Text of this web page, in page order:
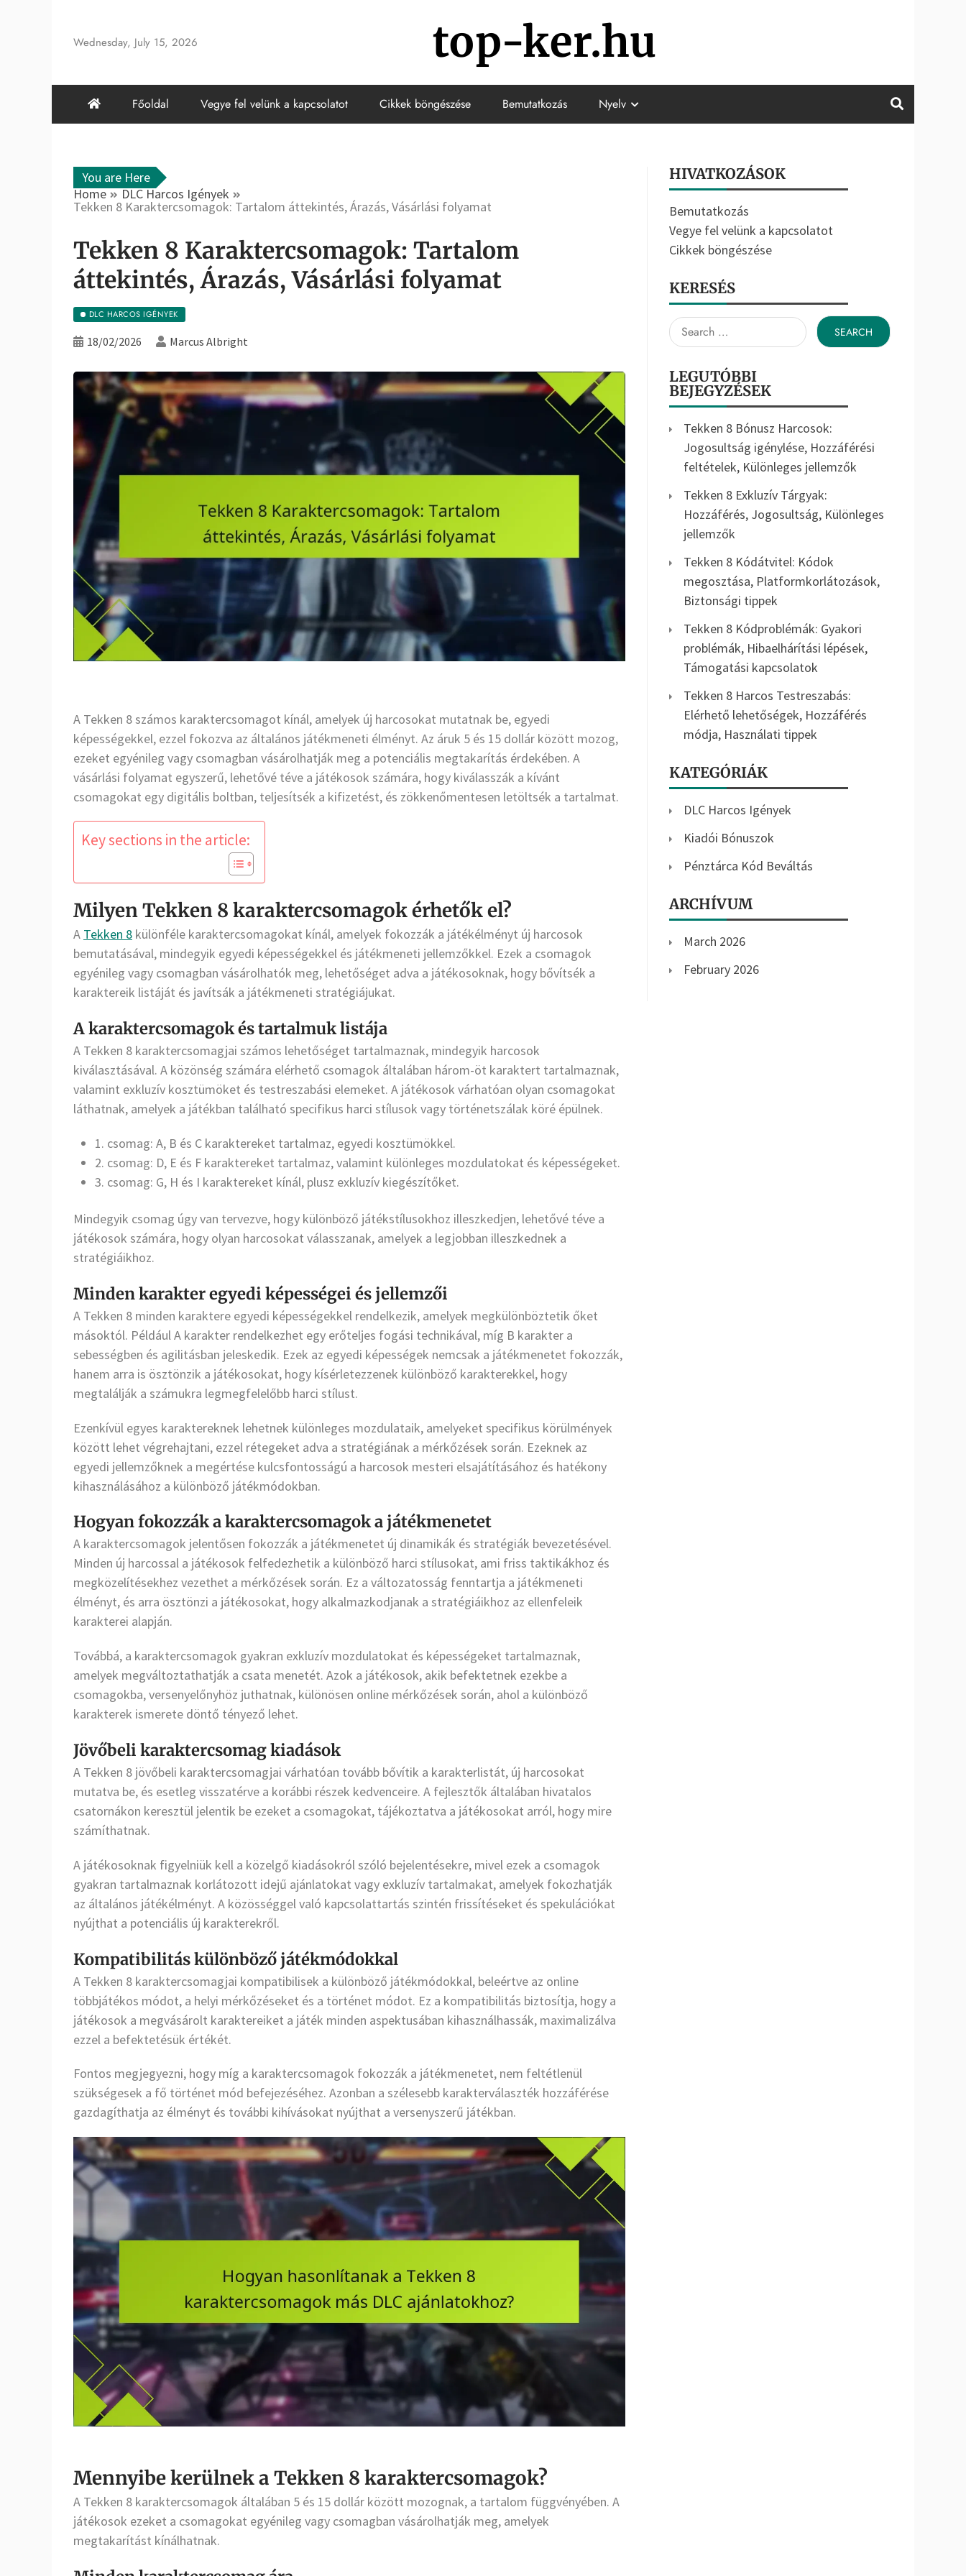
content
Wednesday, July 15, 2026 top-ker.hu
Főoldal Vegye fel velünk a kapcsolatot Cikkek böngészése Bemutatkozás Nyelv
You are Here
Home
DLC Harcos Igények
Tekken 8 Karaktercsomagok: Tartalom áttekintés, Árazás, Vásárlási folyamat
Tekken 8 Karaktercsomagok: Tartalom
áttekintés, Árazás, Vásárlási folyamat
DLC HARCOS IGÉNYEK
18/02/2026 Marcus Albright
A Tekken 8 számos karaktercsomagot kínál, amelyek új harcosokat mutatnak be, egyedi
képességekkel, ezzel fokozva az általános játékmeneti élményt. Az áruk 5 és 15 dollár között mozog,
ezeket egyénileg vagy csomagban vásárolhatják meg a potenciális megtakarítás érdekében. A
vásárlási folyamat egyszerű, lehetővé téve a játékosok számára, hogy kiválasszák a kívánt
csomagokat egy digitális boltban, teljesítsék a kifizetést, és zökkenőmentesen letöltsék a tartalmat.
Key sections in the article:
Milyen Tekken 8 karaktercsomagok érhetők el?
A Tekken 8 különféle karaktercsomagokat kínál, amelyek fokozzák a játékélményt új harcosok
bemutatásával, mindegyik egyedi képességekkel és játékmeneti jellemzőkkel. Ezek a csomagok
egyénileg vagy csomagban vásárolhatók meg, lehetőséget adva a játékosoknak, hogy bővítsék a
karaktereik listáját és javítsák a játékmeneti stratégiájukat.
A karaktercsomagok és tartalmuk listája
A Tekken 8 karaktercsomagjai számos lehetőséget tartalmaznak, mindegyik harcosok
kiválasztásával. A közönség számára elérhető csomagok általában három-öt karaktert tartalmaznak,
valamint exkluzív kosztümöket és testreszabási elemeket. A játékosok várhatóan olyan csomagokat
láthatnak, amelyek a játékban található specifikus harci stílusok vagy történetszálak köré épülnek.
1. csomag: A, B és C karaktereket tartalmaz, egyedi kosztümökkel.
2. csomag: D, E és F karaktereket tartalmaz, valamint különleges mozdulatokat és képességeket.
3. csomag: G, H és I karaktereket kínál, plusz exkluzív kiegészítőket.
Mindegyik csomag úgy van tervezve, hogy különböző játékstílusokhoz illeszkedjen, lehetővé téve a
játékosok számára, hogy olyan harcosokat válasszanak, amelyek a legjobban illeszkednek a
stratégiáikhoz.
Minden karakter egyedi képességei és jellemzői
A Tekken 8 minden karaktere egyedi képességekkel rendelkezik, amelyek megkülönböztetik őket
másoktól. Például A karakter rendelkezhet egy erőteljes fogási technikával, míg B karakter a
sebességben és agilitásban jeleskedik. Ezek az egyedi képességek nemcsak a játékmenetet fokozzák,
hanem arra is ösztönzik a játékosokat, hogy kísérletezzenek különböző karakterekkel, hogy
megtalálják a számukra legmegfelelőbb harci stílust.
Ezenkívül egyes karaktereknek lehetnek különleges mozdulataik, amelyeket specifikus körülmények
között lehet végrehajtani, ezzel rétegeket adva a stratégiának a mérkőzések során. Ezeknek az
egyedi jellemzőknek a megértése kulcsfontosságú a harcosok mesteri elsajátításához és hatékony
kihasználásához a különböző játékmódokban.
Hogyan fokozzák a karaktercsomagok a játékmenetet
A karaktercsomagok jelentősen fokozzák a játékmenetet új dinamikák és stratégiák bevezetésével.
Minden új harcossal a játékosok felfedezhetik a különböző harci stílusokat, ami friss taktikákhoz és
megközelítésekhez vezethet a mérkőzések során. Ez a változatosság fenntartja a játékmeneti
élményt, és arra ösztönzi a játékosokat, hogy alkalmazkodjanak a stratégiáikhoz az ellenfeleik
karakterei alapján.
Továbbá, a karaktercsomagok gyakran exkluzív mozdulatokat és képességeket tartalmaznak,
amelyek megváltoztathatják a csata menetét. Azok a játékosok, akik befektetnek ezekbe a
csomagokba, versenyelőnyhöz juthatnak, különösen online mérkőzések során, ahol a különböző
karakterek ismerete döntő tényező lehet.
Jövőbeli karaktercsomag kiadások
A Tekken 8 jövőbeli karaktercsomagjai várhatóan tovább bővítik a karakterlistát, új harcosokat
mutatva be, és esetleg visszatérve a korábbi részek kedvenceire. A fejlesztők általában hivatalos
csatornákon keresztül jelentik be ezeket a csomagokat, tájékoztatva a játékosokat arról, hogy mire
számíthatnak.
A játékosoknak figyelniük kell a közelgő kiadásokról szóló bejelentésekre, mivel ezek a csomagok
gyakran tartalmaznak korlátozott idejű ajánlatokat vagy exkluzív tartalmakat, amelyek fokozhatják
az általános játékélményt. A közösséggel való kapcsolattartás szintén frissítéseket és spekulációkat
nyújthat a potenciális új karakterekről.
Kompatibilitás különböző játékmódokkal
A Tekken 8 karaktercsomagjai kompatibilisek a különböző játékmódokkal, beleértve az online
többjátékos módot, a helyi mérkőzéseket és a történet módot. Ez a kompatibilitás biztosítja, hogy a
játékosok a megvásárolt karaktereiket a játék minden aspektusában kihasználhassák, maximalizálva
ezzel a befektetésük értékét.
Fontos megjegyezni, hogy míg a karaktercsomagok fokozzák a játékmenetet, nem feltétlenül
szükségesek a fő történet mód befejezéséhez. Azonban a szélesebb karakterválaszték hozzáférése
gazdagíthatja az élményt és további kihívásokat nyújthat a versenyszerű játékban.
Mennyibe kerülnek a Tekken 8 karaktercsomagok?
A Tekken 8 karaktercsomagok általában 5 és 15 dollár között mozognak, a tartalom függvényében. A
játékosok ezeket a csomagokat egyénileg vagy csomagban vásárolhatják meg, amelyek
megtakarítást kínálhatnak.
HIVATKOZÁSOK
Bemutatkozás
Vegye fel velünk a kapcsolatot
Cikkek böngészése
KERESÉS
Search
for:
LEGUTÓBBI
BEJEGYZÉSEK
Tekken 8 Bónusz Harcosok:
Jogosultság igénylése, Hozzáférési
feltételek, Különleges jellemzők
Tekken 8 Exkluzív Tárgyak:
Hozzáférés, Jogosultság, Különleges
jellemzők
Tekken 8 Kódátvitel: Kódok
megosztása, Platformkorlátozások,
Biztonsági tippek
Tekken 8 Kódproblémák: Gyakori
problémák, Hibaelhárítási lépések,
Támogatási kapcsolatok
Tekken 8 Harcos Testreszabás:
Elérhető lehetőségek, Hozzáférés
módja, Használati tippek
KATEGÓRIÁK
DLC Harcos Igények
Kiadói Bónuszok
Pénztárca Kód Beváltás
ARCHÍVUM
March 2026
February 2026